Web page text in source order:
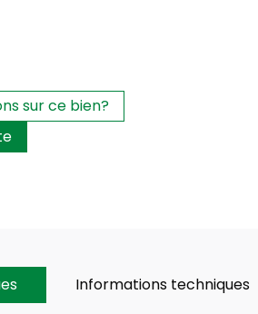
sur ce bien?
Informations techniques